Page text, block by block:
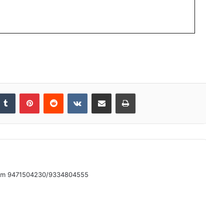
Tumblr PinterestReddit VKontakteShare via Email Print
9471504230/9334804555